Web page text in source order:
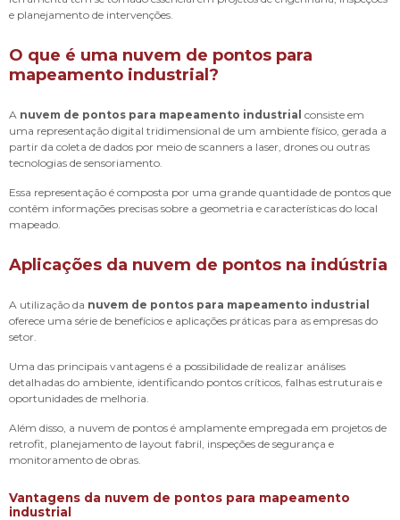
e planejamento de intervenções.
O que é uma nuvem de pontos para
mapeamento industrial?
A nuvem de pontos para mapeamento industrial consiste em
uma representação digital tridimensional de um ambiente físico, gerada a
partir da coleta de dados por meio de scanners a laser, drones ou outras
tecnologias de sensoriamento.
Essa representação é composta por uma grande quantidade de pontos que
contêm informações precisas sobre a geometria e características do local
mapeado.
Aplicações da nuvem de pontos na indústria
A utilização da nuvem de pontos para mapeamento industrial
oferece uma série de benefícios e aplicações práticas para as empresas do
setor.
Uma das principais vantagens é a possibilidade de realizar análises
detalhadas do ambiente, identificando pontos críticos, falhas estruturais e
oportunidades de melhoria.
Além disso, a nuvem de pontos é amplamente empregada em projetos de
retrofit, planejamento de layout fabril, inspeções de segurança e
monitoramento de obras.
Vantagens da nuvem de pontos para mapeamento
industrial